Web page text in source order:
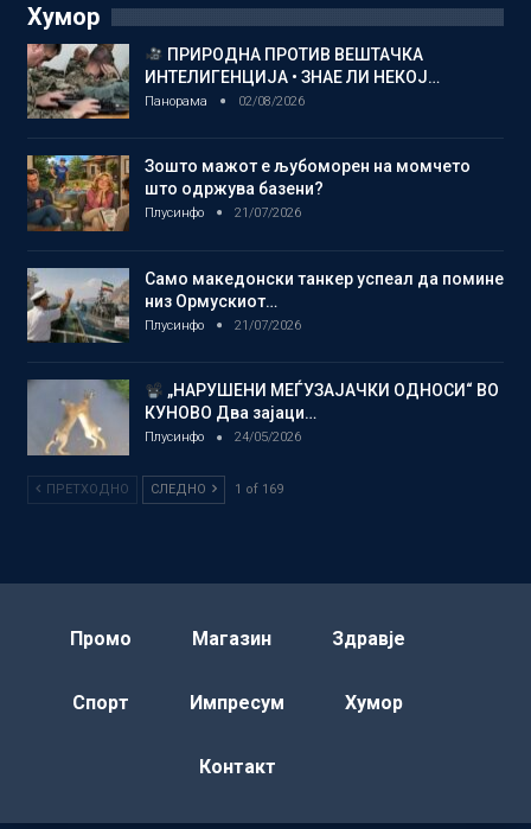
Хумор
ПРИРОДНА ПРОТИВ ВЕШТАЧКА
ИНТЕЛИГЕНЦИЈА • ЗНАЕ ЛИ НЕКОЈ…
Панорама 02/08/2026
Зошто мажот е љубоморен на момчето
што одржува базени?
Плусинфо 21/07/2026
Само македонски танкер успеал да помине
низ Ормускиот…
Плусинфо 21/07/2026
„НАРУШЕНИ МЕЃУЗАЈАЧКИ ОДНОСИ“ ВО
КУНОВО Два зајаци…
Плусинфо 24/05/2026
ПРЕТХОДНО СЛЕДНО 1 of 169
Промо Магазин Здравје
Спорт Импресум Хумор
Контакт